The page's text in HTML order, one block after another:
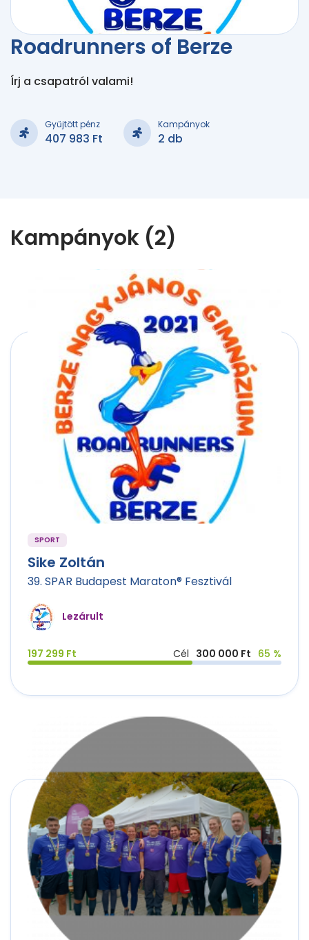
Roadrunners of Berze
Írj a csapatról valami!
Gyűjtött pénz
407 983 Ft
Kampányok
2 db
Kampányok (2)
SPORT
Sike Zoltán
39. SPAR Budapest Maraton® Fesztivál
Lezárult
197 299 Ft Cél 300 000 Ft 65 %